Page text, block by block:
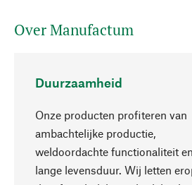
Over Manufactum
Duurzaamheid
Onze producten profiteren van
ambachtelijke productie,
weldoordachte functionaliteit en
lange levensduur. Wij letten